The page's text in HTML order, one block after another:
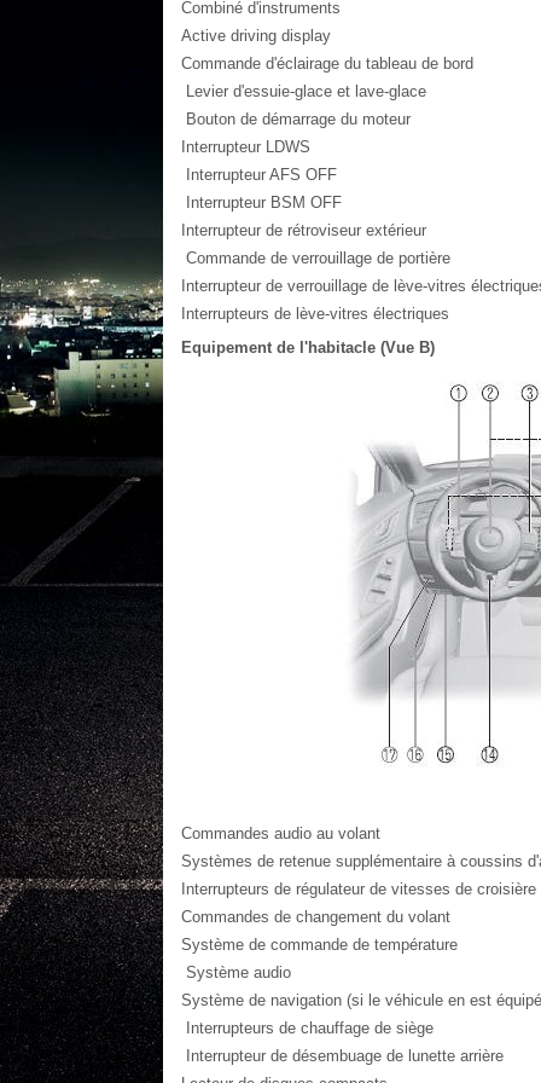
Combiné d'instruments
Active driving display
Commande d'éclairage du tableau de bord
Levier d'essuie-glace et lave-glace
Bouton de démarrage du moteur
Interrupteur LDWS
Interrupteur AFS OFF
Interrupteur BSM OFF
Interrupteur de rétroviseur extérieur
Commande de verrouillage de portière
Interrupteur de verrouillage de lève-vitres
Interrupteurs de lève-vitres électriques
Equipement de l'habitacle (Vue B)
Commandes audio au volant
Systèmes de retenue supplémentaire à coussins
Interrupteurs de régulateur de vitesses de croisière
Commandes de changement du volant
Système de commande de température
Système audio
Système de navigation (si le véhicule en est
Interrupteurs de chauffage de siège
Interrupteur de désembuage de lunette arrière